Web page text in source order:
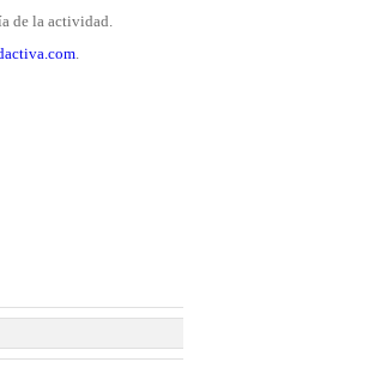
de la actividad.